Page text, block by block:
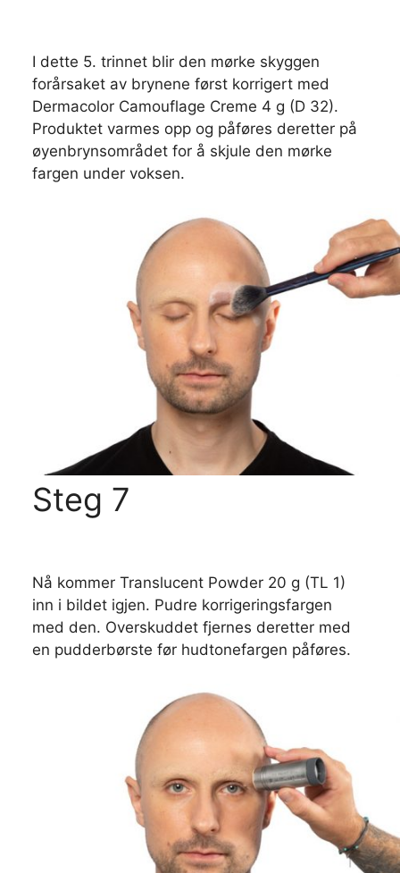
I dette 5. trinnet blir den mørke skyggen
forårsaket av brynene først korrigert med
Dermacolor Camouflage Creme 4 g (D 32).
Produktet varmes opp og påføres deretter på
øyenbrynsområdet for å skjule den mørke
fargen under voksen.
Steg 7
Nå kommer Translucent Powder 20 g (TL 1)
inn i bildet igjen. Pudre korrigeringsfargen
med den. Overskuddet fjernes deretter med
en pudderbørste før hudtonefargen påføres.